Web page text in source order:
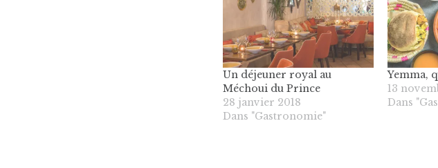
Un déjeuner royal au
Méchoui du Prince
28 janvier 2018
Dans "Gastronomie"
Yemma,
13
Dans